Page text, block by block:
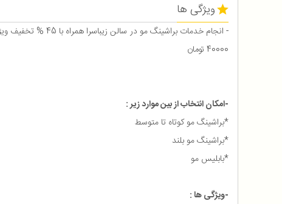
ویژگی ها
40000 تومان
-امکان انتخاب از بین موارد زیر :
*براشینگ مو کوتاه تا متوسط
*براشینگ مو بلند
*بابلیس مو
-ویژگی ها :